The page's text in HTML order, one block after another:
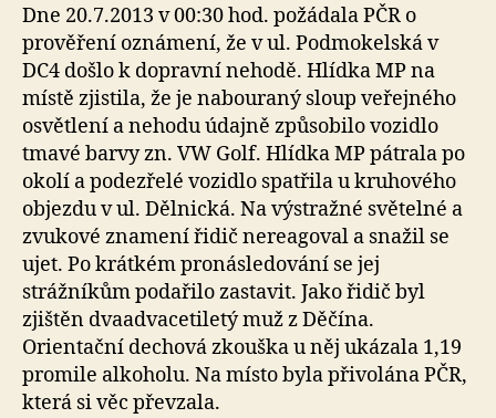
Dne 20.7.2013 v 00:30 hod. požádala PČR o
prověření oznámení, že v ul. Podmokelská v
DC4 došlo k dopravní nehodě. Hlídka MP na
místě zjistila, že je nabouraný sloup veřejného
osvětlení a nehodu údajně způsobilo vozidlo
tmavé barvy zn. VW Golf. Hlídka MP pátrala po
okolí a podezřelé vozidlo spatřila u kruhového
objezdu v ul. Dělnická. Na výstražné světelné a
zvukové znamení řidič nereagoval a snažil se
ujet. Po krátkém pronásledování se jej
strážníkům podařilo zastavit. Jako řidič byl
zjištěn dvaadvacetiletý muž z Děčína.
Orientační dechová zkouška u něj ukázala 1,19
promile alkoholu. Na místo byla přivolána PČR,
která si věc převzala.